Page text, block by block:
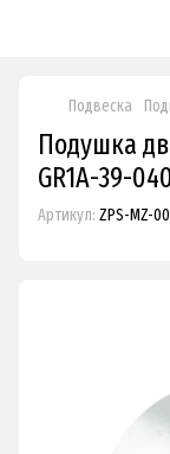
Подвеска
Подушка
GR1A-39-
Артикул: ZPS-MZ-